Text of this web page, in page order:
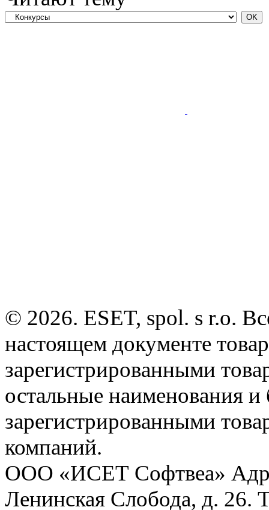
© 2026. ESET, spol. s r.o.
настоящем документе
зарегистрированными
остальные наименования
зарегистрированными
компаний.
ООО «ИСЕТ Софтвеа»
Ленинская Слобода, д. 26.